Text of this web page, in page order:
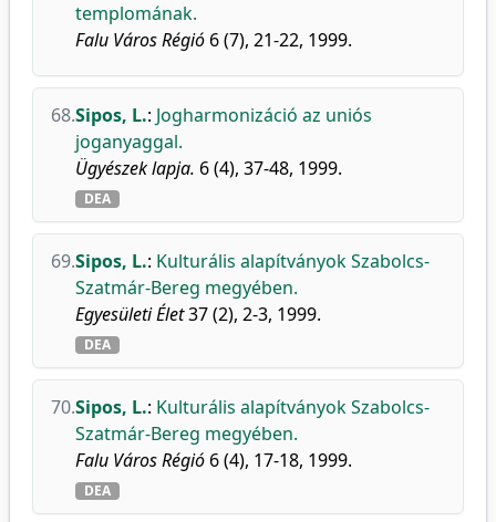
templomának.
Falu Város Régió 6 (7), 21-22, 1999.
68.Sipos, L.: Jogharmonizáció az uniós
joganyaggal.
Ügyészek lapja. 6 (4), 37-48, 1999.
DEA
69.Sipos, L.: Kulturális alapítványok Szabolcs-
Szatmár-Bereg megyében.
Egyesületi Élet37 (2), 2-3, 1999.
DEA
70.Sipos, L.: Kulturális alapítványok Szabolcs-
Szatmár-Bereg megyében.
Falu Város Régió 6 (4), 17-18, 1999.
DEA